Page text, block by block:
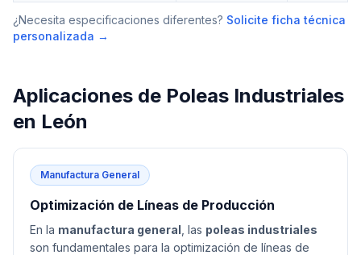
¿Necesita especificaciones diferentes? Solicite ficha técnica
personalizada →
Aplicaciones de Poleas Industriales
en León
Manufactura General
Optimización de Líneas de Producción
En la manufactura general , las poleas industriales
son fundamentales para la optimización de líneas de